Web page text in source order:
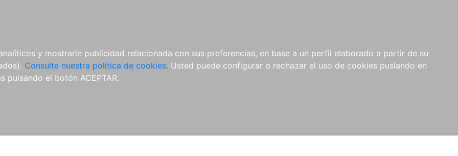
y mostrarle publicidad relacionada con sus preferencias, en base a un perfil elaborado a partir de su
Consulte nuestra política de cookies. Usted puede configurar o rechazar el uso de cookies puslando en
pulsando el botón ACEPTAR.